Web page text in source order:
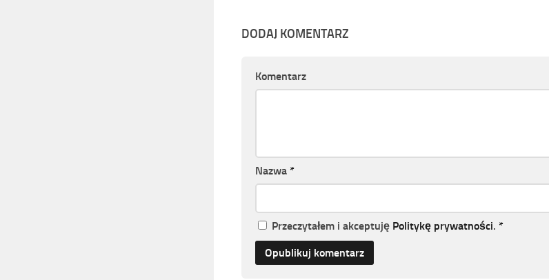
DODAJ KOMENTARZ
Komentarz
Nazwa *
Przeczytałem i akceptuję Politykę prywatności. *